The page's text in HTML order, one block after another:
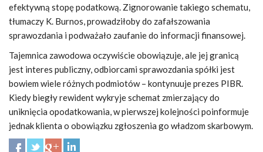
efektywną stopę podatkową. Zignorowanie takiego schematu,
tłumaczy K. Burnos, prowadziłoby do zafałszowania
sprawozdania i podważało zaufanie do informacji finansowej.
Tajemnica zawodowa oczywiście obowiązuje, ale jej granicą
jest interes publiczny, odbiorcami sprawozdania spółki jest
bowiem wiele różnych podmiotów – kontynuuje prezes PIBR.
Kiedy biegły rewident wykryje schemat zmierzający do
uniknięcia opodatkowania, w pierwszej kolejności poinformuje
jednak klienta o obowiązku zgłoszenia go władzom skarbowym.